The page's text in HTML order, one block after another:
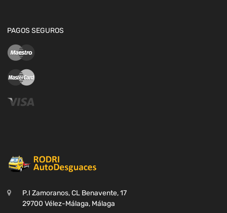
PAGOS SEGUROS
P.I Zamoranos, CL Benavente, 17
29700 Vélez-Málaga, Málaga